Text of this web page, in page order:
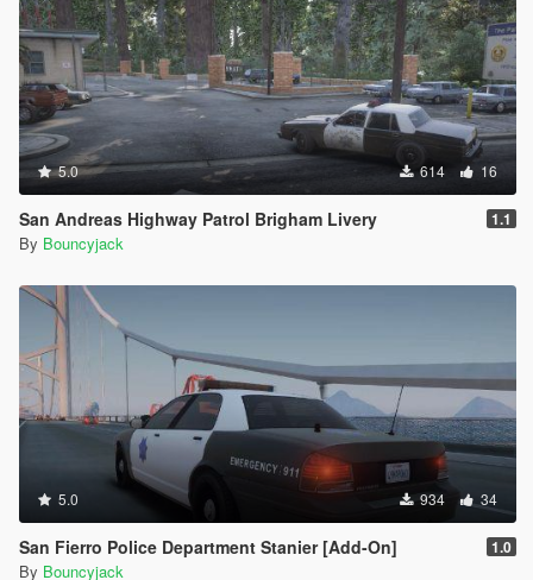
5.0 614 16
San Andreas Highway Patrol Brigham Livery 1.1
By Bouncyjack
5.0 934 34
San Fierro Police Department Stanier [Add-On] 1.0
By Bouncyjack